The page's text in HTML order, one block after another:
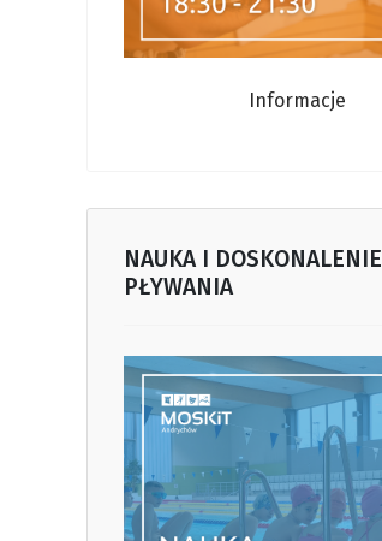
Informacje
NAUKA I DOSKONALENIE
PŁYWANIA